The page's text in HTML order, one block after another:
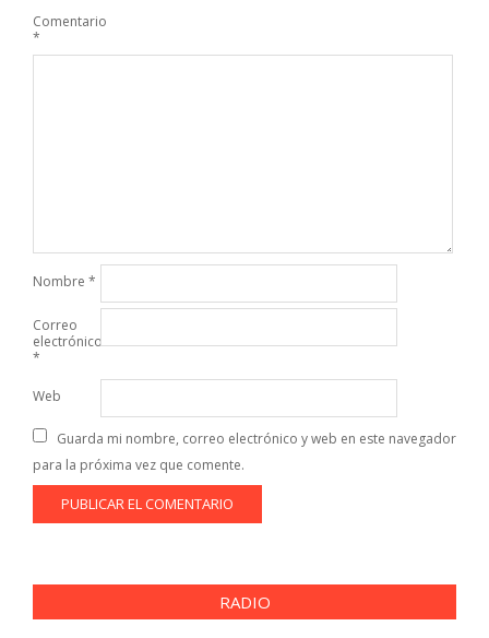
Comentario
*
Nombre *
Correo
electrónico
*
Web
Guarda mi nombre, correo electrónico y web en este navegador
para la próxima vez que comente.
RADIO